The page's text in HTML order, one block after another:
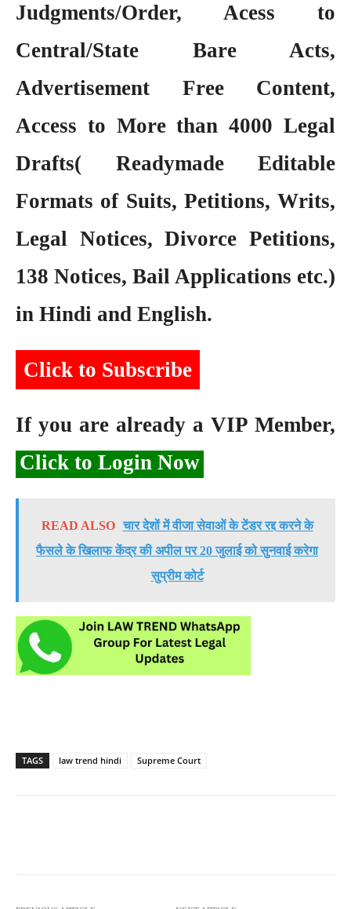
Judgments/Order, Acess to
Central/State Bare Acts,
Advertisement Free Content,
Access to More than 4000 Legal
Drafts( Readymade Editable
Formats of Suits, Petitions, Writs,
Legal Notices, Divorce Petitions,
138 Notices, Bail Applications etc.)
in Hindi and English.
Click to Subscribe
If you are already a VIP Member,
Click to Login Now
READ ALSO चार देशों में वीजा सेवाओं के टेंडर रद्द करने के
फैसले के खिलाफ केंद्र की अपील पर 20 जुलाई को सुनवाई करेगा
सुप्रीम कोर्ट
TAGS law trend hindi Supreme Court